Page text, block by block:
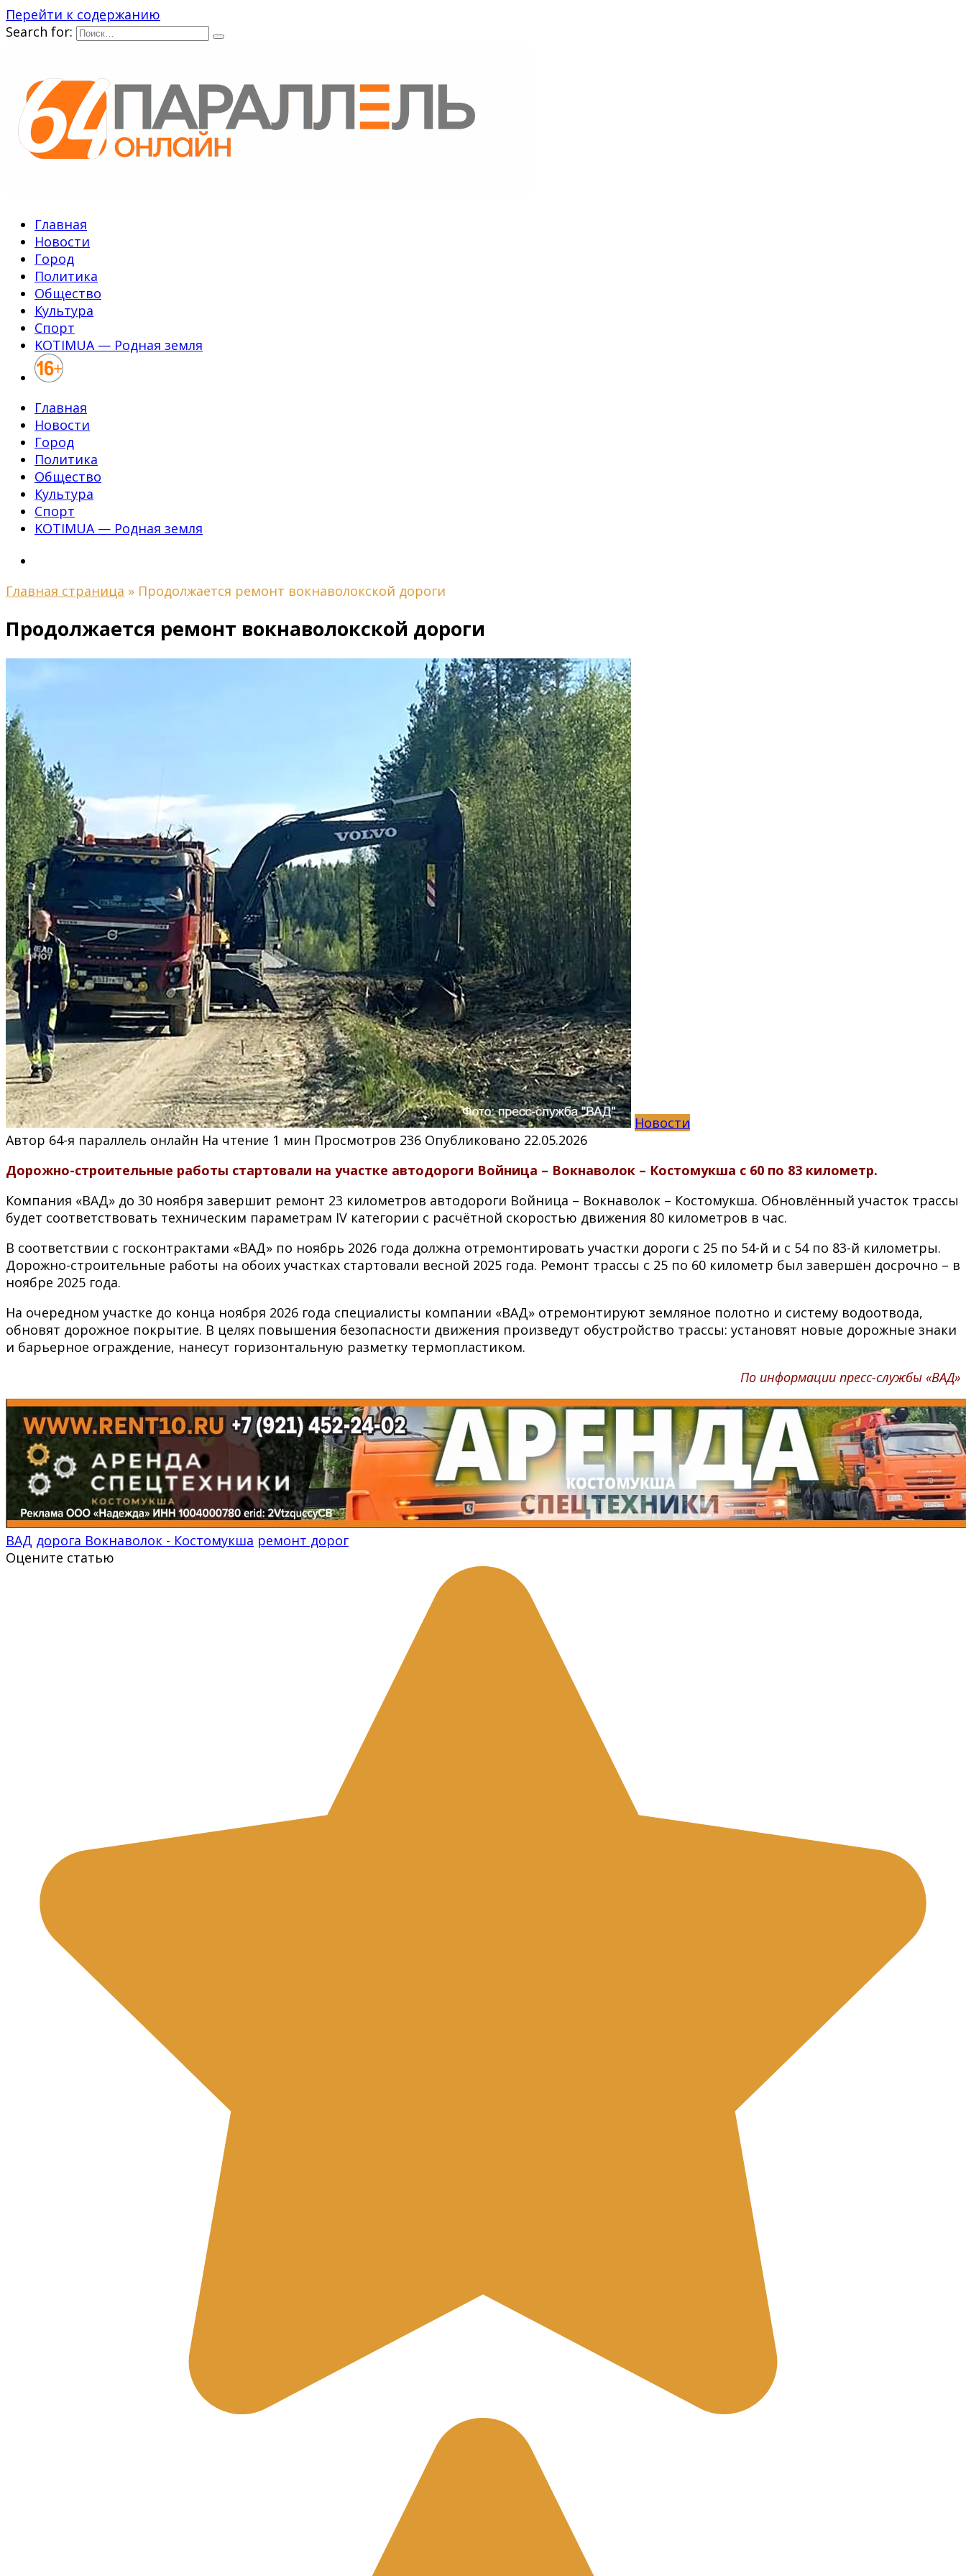
Перейти к содержанию
Search for:
Главная
Новости
Город
Политика
Общество
Культура
Спорт
KOTIMUA — Родная земля
Главная
Новости
Город
Политика
Общество
Культура
Спорт
KOTIMUA — Родная земля
Главная страница » Продолжается ремонт вокнаволокской дороги
Продолжается ремонт вокнаволокской дороги
Новости
Автор 64-я параллель онлайн На чтение 1 мин Просмотров 236 Опубликовано 22.05.2026
Дорожно-строительные работы стартовали на участке автодороги Войница – Вокнаволок – Костомукша с 60 по 83 километр.
Компания «ВАД» до 30 ноября завершит ремонт 23 километров автодороги Войница – Вокнаволок – Костомукша. Обновлённый участок трассы
будет соответствовать техническим параметрам IV категории с расчётной скоростью движения 80 километров в час.
В соответствии с госконтрактами «ВАД» по ноябрь 2026 года должна отремонтировать участки дороги с 25 по 54-й и с 54 по 83-й километры.
Дорожно-строительные работы на обоих участках стартовали весной 2025 года. Ремонт трассы с 25 по 60 километр был завершён досрочно – в
ноябре 2025 года.
На очередном участке до конца ноября 2026 года специалисты компании «ВАД» отремонтируют земляное полотно и систему водоотвода,
обновят дорожное покрытие. В целях повышения безопасности движения произведут обустройство трассы: установят новые дорожные знаки
и барьерное ограждение, нанесут горизонтальную разметку термопластиком.
По информации пресс-службы «ВАД»
ВАД дорога Вокнаволок - Костомукша ремонт дорог
Оцените статью